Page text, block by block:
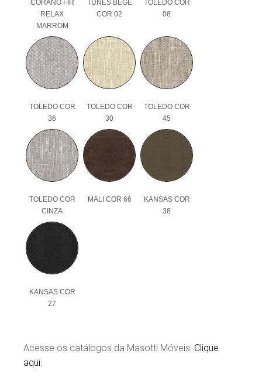
CORANO FIR
RELAX
MARROM
TUNES BEGE
COR 02
TOLEDO COR
08
TOLEDO COR
36
TOLEDO COR
30
TOLEDO COR
45
TOLEDO COR
CINZA
MALI COR 66
KANSAS COR
38
KANSAS COR
27
Acesse os catálogos da Masotti Móveis. Clique
aqui.